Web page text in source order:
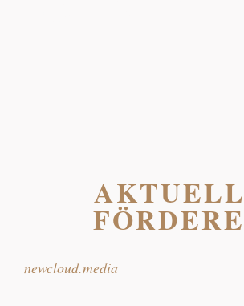
newcloud.media